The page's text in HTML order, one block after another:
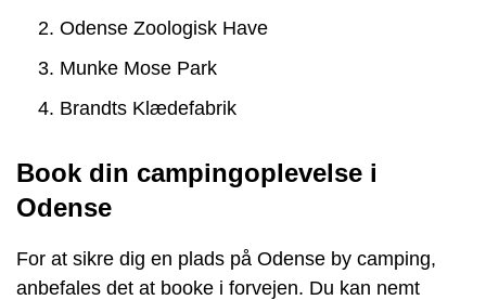
Odense Zoologisk Have
Munke Mose Park
Brandts Klædefabrik
Book din campingoplevelse i
Odense
For at sikre dig en plads på Odense by camping,
anbefales det at booke i forvejen. Du kan nemt